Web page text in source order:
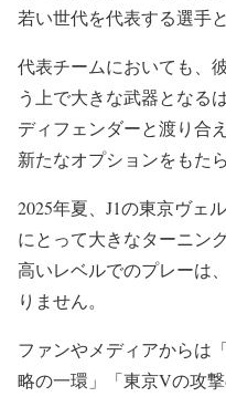
若い世代を代表する選手
代表チームにおいても、
う上で大きな武器となる
ディフェンダーと渡り合
新たなオプションをもた
2025年夏、J1の東京ヴェ
にとって大きなターニン
高いレベルでのプレーは
りません。
ファンやメディアからは
略の一環」「東京Vの攻